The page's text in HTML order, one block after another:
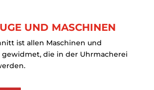
UND MASCHINEN
ist allen Maschinen und
gewidmet, die in der Uhrmacherei